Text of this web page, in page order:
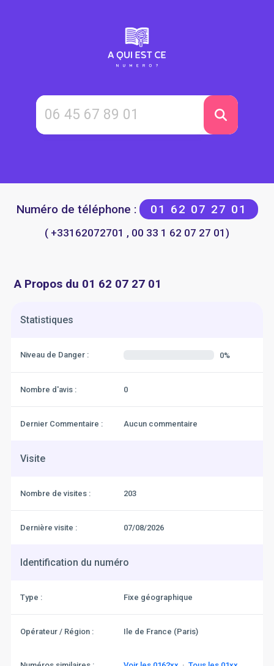
Numéro de téléphone : 01 62 07 27 01
( +33162072701 , 00 33 1 62 07 27 01)
A Propos du 01 62 07 27 01
Statistiques
Niveau de Danger : 0%
Nombre d'avis : 0
Dernier Commentaire : Aucun commentaire
Visite
Nombre de visites : 203
Dernière visite : 07/08/2026
Identification du numéro
Type : Fixe géographique
Opérateur / Région : Ile de France (Paris)